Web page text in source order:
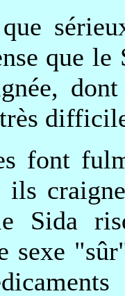
que
font
Sida
sexe